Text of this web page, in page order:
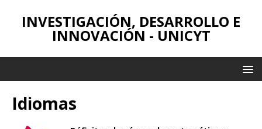
INVESTIGACIÓN, DESARROLLO E
INNOVACIÓN - UNICYT
Idiomas